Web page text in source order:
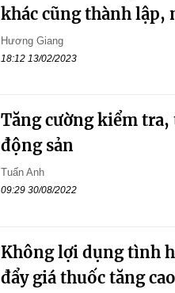
khác cũng thành lập,
Hương Giang
18:12 13/02/2023
Tăng cường kiểm
động sản
Tuấn Anh
09:29 30/08/2022
Không lợi dụng tình
đẩy giá thuốc tăng